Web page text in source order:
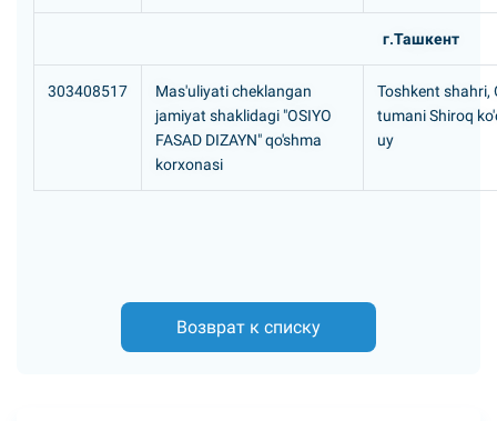
г.Ташкент
303408517
Mas'uliyati cheklangan
jamiyat shaklidagi "OSIYO
FASAD DIZAYN" qo'shma
korxonasi
Toshkent shahri,
tumani Shiroq
uy
Возврат к списку